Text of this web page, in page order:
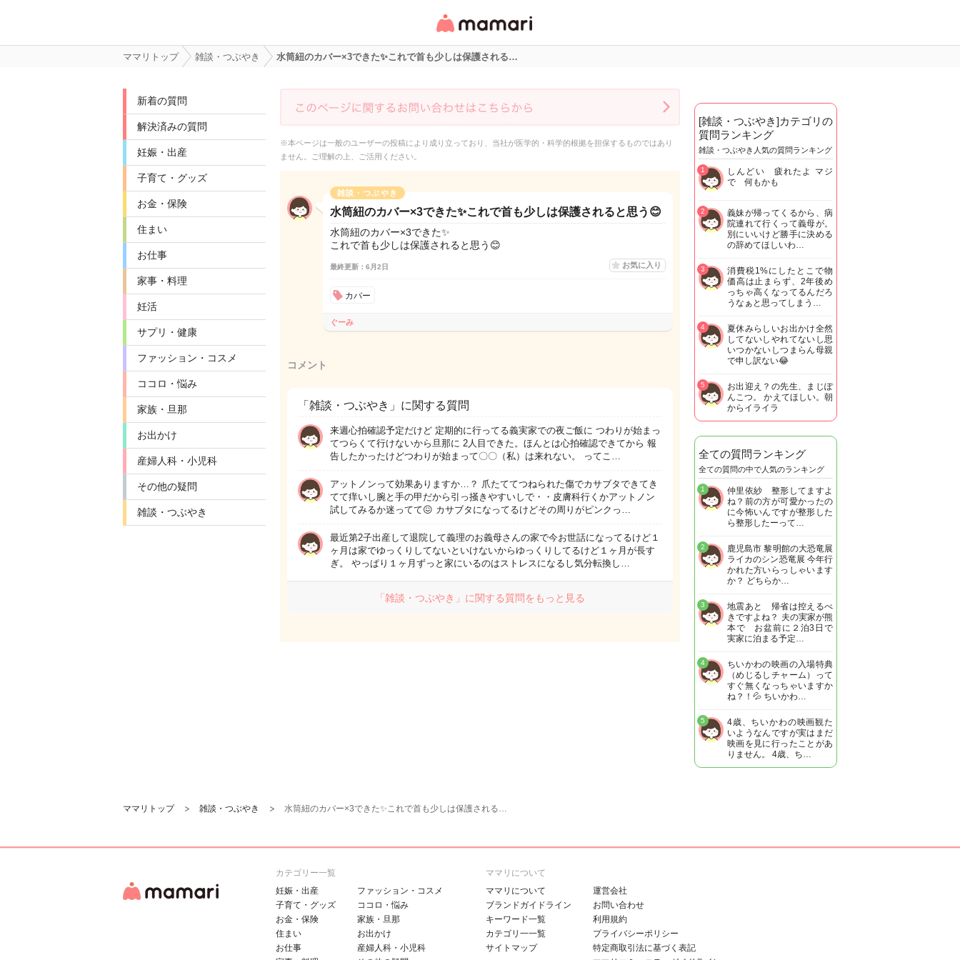
リ・情報サイト
ママリトップ 雑談・つぶやき 水筒紐のカバー×3できた✨これで首も少しは保護される…
新着の質問
解決済みの質問
妊娠・出産
子育て・グッズ
お金・保険
住まい
お仕事
家事・料理
妊活
サプリ・健康
ファッション・コスメ
ココロ・悩み
家族・旦那
お出かけ
産婦人科・小児科
その他の疑問
雑談・つぶやき
※本ページは一般のユーザーの投稿により成り立っており、当社が医学的・科学的根拠を担保するものではあり
ません。ご理解の上、ご活用ください。
雑談・つぶやき
水筒紐のカバー×3できた✨これで首も少しは保護されると思う😊
水筒紐のカバー×3できた✨
これで首も少しは保護されると思う😊
最終更新：6月2日 お気に入り
カバー
ぐーみ
コメント
「雑談・つぶやき」に関する質問
来週心拍確認予定だけど 定期的に行ってる義実家での夜ご飯に つわりが始まっ
てつらくて行けないから旦那に 2人目できた。ほんとは心拍確認できてから 報
告したかったけどつわりが始まって〇〇（私）は来れない。 ってこ…
アットノンって効果ありますか…？ 爪たててつねられた傷でカサブタできてき
てて痒いし腕と手の甲だから引っ掻きやすいしで・・皮膚科行くかアットノン
試してみるか迷ってて😖 カサブタになってるけどその周りがピンクっ…
最近第2子出産して退院して義理のお義母さんの家で今お世話になってるけど１
ヶ月は家でゆっくりしてないといけないからゆっくりしてるけど１ヶ月が長す
ぎ。 やっぱり１ヶ月ずっと家にいるのはストレスになるし気分転換し…
「雑談・つぶやき」に関する質問をもっと見る
[雑談・つぶやき]カテゴリの
質問ランキング
雑談・つぶやき人気の質問ランキング
しんどい 疲れたよ マジ
で 何もかも
1
義妹が帰ってくるから、病
院連れて行くって義母が。
別にいいけど勝手に決める
の辞めてほしいわ…
2
消費税1%にしたとこで物
価高は止まらず、2年後め
っちゃ高くなってるんだろ
うなぁと思ってしまう…
3
夏休みらしいお出かけ全然
してないしやれてないし思
いつかないしつまらん母親
で申し訳ない😂
4
お出迎え？の先生、まじぽ
んこつ。 かえてほしい。朝
からイライラ
5
全ての質問ランキング
全ての質問の中で人気のランキング
仲里依紗 整形してますよ
ね？前の方が可愛かったの
に今怖いんですが整形した
ら整形したーって…
1
鹿児島市 黎明館の大恐竜展
ライカのシン恐竜展 今年行
かれた方いらっしゃいます
か？ どちらか…
2
地震あと 帰省は控えるべ
きですよね？ 夫の実家が熊
本で お盆前に２泊3日で
実家に泊まる予定…
3
ちいかわの映画の入場特典
（めじるしチャーム）って
すぐ無くなっちゃいますか
ね？！💦 ちいかわ…
4
4歳、ちいかわの映画観た
いようなんですが実はまだ
映画を見に行ったことがあ
りません。 4歳、ち…
5
ママリトップ 雑談・つぶやき 水筒紐のカバー×3できた✨これで首も少しは保護される…
カテゴリー一覧
妊娠・出産
子育て・グッズ
お金・保険
住まい
お仕事
ファッション・コスメ
ココロ・悩み
家族・旦那
お出かけ
産婦人科・小児科
ママリについて
ママリについて
ブランドガイドライン
キーワード一覧
カテゴリ一一覧
サイトマップ
運営会社
お問い合わせ
利用規約
プライバシーポリシー
特定商取引法に基づく表記